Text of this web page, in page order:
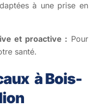
à une prise en
et proactive : Pour
santé.
à Bois-